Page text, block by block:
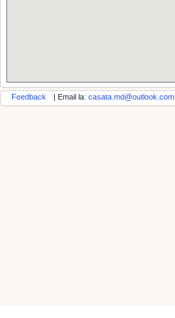
Feedback | Email la: casata.md@outlook.com